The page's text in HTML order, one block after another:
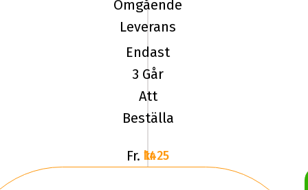
ICE
NORTH
4
XL
Omgående
Leverans
Endast
3 Går
Att
Beställa
Fr. 1425 kr